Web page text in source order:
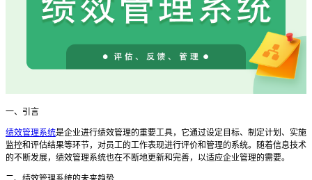
一、引言
绩效管理系统是企业进行绩效管理的重要工具，它通过设定目标、制定计划、实施
监控和评估结果等环节，对员工的工作表现进行评价和管理的系统。随着信息技术
的不断发展，绩效管理系统也在不断地更新和完善，以适应企业管理的需要。